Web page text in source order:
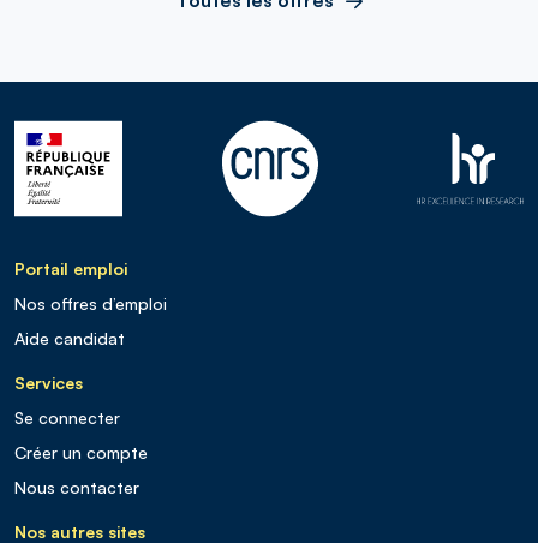
Portail emploi
Nos offres d’emploi
Aide candidat
Services
Se connecter
Créer un compte
Nous contacter
Nos autres sites